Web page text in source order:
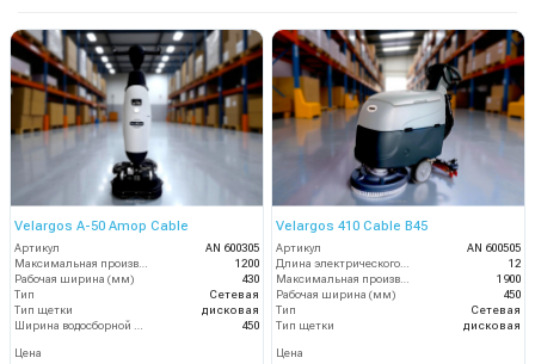
Velargos A-50 Amop Cable
Артикул
AN 600305
1200
Рабочая ширина (мм)
430
Тип
Сетевая
Тип щетки
дисковая
450
Цена
Velargos 410 Cable B45
Артикул
AN 600505
12
1900
Рабочая ширина (мм)
450
Тип
Сетевая
Тип щетки
дисковая
Цена